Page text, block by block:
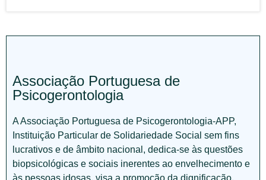
Associação Portuguesa de
Psicogerontologia
A Associação Portuguesa de Psicogerontologia-APP,
Instituição Particular de Solidariedade Social sem fins
lucrativos e de âmbito nacional, dedica-se às questões
biopsicológicas e sociais inerentes ao envelhecimento e
às pessoas idosas, visa a promoção da dignificação,